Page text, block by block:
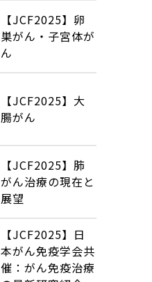
【JCF2025】卵
巣がん・子宮体が
ん
【JCF2025】大
腸がん
【JCF2025】肺
がん治療の現在と
展望
【JCF2025】日
本がん免疫学会共
催：がん免疫治療